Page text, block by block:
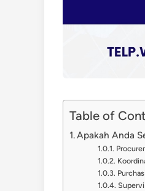
Table of
Apakah Anda